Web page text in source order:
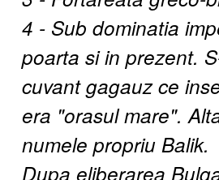
4 - Sub dominatia
poarta si in prezent.
cuvant gagauz ce
era "orasul mare".
numele propriu Balik.
Dupa eliberarea